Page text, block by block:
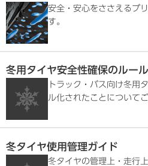
安全・安心をささえるブ
す。
冬用タイヤ安全性確保のルー
トラック・バス向け冬用
ル化されたことについて
冬タイヤ使用管理ガイド
冬タイヤの管理上・走行